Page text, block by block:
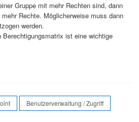
Gruppe mit mehr Rechten sind, dann
Rechte. Möglicherweise muss dann
werden.
Berechtigungsmatrix ist eine wichtige
Benutzerverwaltung / Zugriff